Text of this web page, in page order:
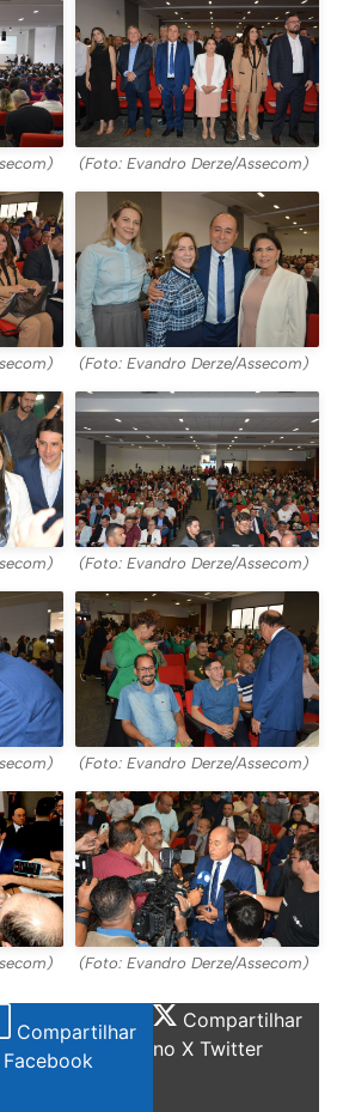
(Foto: Evandro Derze/Assecom)
(Foto: Evandro Derze/Assecom)
(Foto: Evandro Derze/Assecom)
(Foto: Evandro Derze/Assecom)
(Foto: Evandro Derze/Assecom)
Compartilhar
Compartilhar
no X Twitter